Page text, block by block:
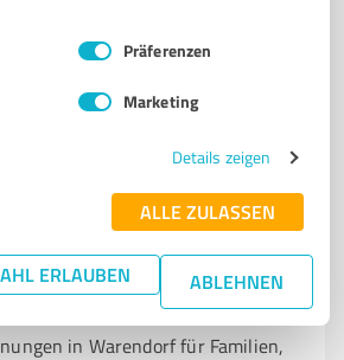
Präferenzen
Marketing
Details zeigen
ALLE ZULASSEN
ERLAUBEN ABLEHNEN
4,70 / 5,00
Warendorf
in Warendorf für Familien,